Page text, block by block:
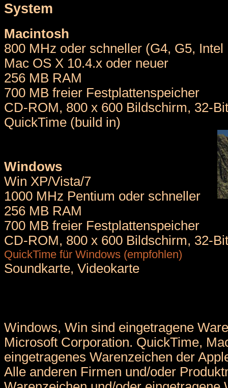
System
Macintosh
800 MHz oder schneller (G4, G5, Intel
Mac OS X 10.4.x oder neuer
256 MB RAM
700 MB freier Festplattenspeicher
CD-ROM, 800 x 600 Bildschirm, 32-Bit
QuickTime (build in)
Windows
Win XP/Vista/7
1000 MHz Pentium oder schneller
256 MB RAM
700 MB freier Festplattenspeicher
CD-ROM, 800 x 600 Bildschirm, 32-Bit
QuickTime für Windows (empfohlen)
Soundkarte, Videokarte
Windows, Win sind eingetragene
Microsoft Corporation. QuickTime,
eingetragenes Warenzeichen der
Alle anderen Firmen und/oder